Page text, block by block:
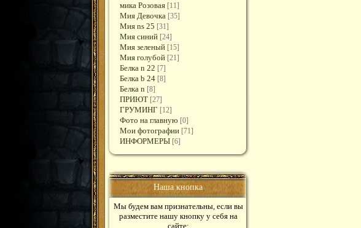
мика Розовая [11]
Мия Девочка [35]
Мия ns 25 [31]
Мия синий [24]
Мия зеленый [15]
Мия голубой [21]
Белка n 22 [7]
Белка b 24 [8]
Белка n [8]
ПРИЮТ [27]
ГРУМИНГ [12]
Фото на главную [0]
Мои фотографии [71]
ИНФОРМЕРЫ [6]
Наша кнопка
Мы будем вам признательны, если вы
разместите нашу кнопку у себя на
сайте: